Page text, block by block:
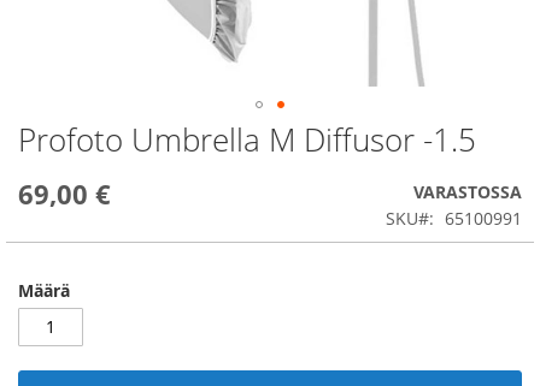
Profoto Umbrella M Diffusor -1.5
69,00 €
VARASTOSSA
SKU
65100991
Määrä
Skip
to
beginning
the
gallery